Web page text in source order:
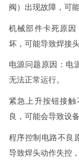
阀）出现故障，可
机械部件卡死原
坏，可能导致焊接
电源问题原因：电
无法正常运行。
紧急上升按钮接
良，可能会导致设
程序控制电路不良
导致焊头动作失控